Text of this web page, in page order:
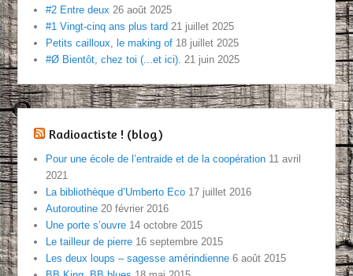
#2 Entre deux 26 août 2025
#1 Vingt-cinq ans plus tard 21 juillet 2025
Petits cailloux, le making of 18 juillet 2025
#Ø Bientôt, chez toi (...et ici). 21 juin 2025
Radioactiste ! (blog)
Pour une école de l’entraide et de la coopération 11 avril
2021
La bibliothèque d’Umberto Eco 17 juillet 2016
Autoroutine 20 février 2016
Une porte s’ouvre 14 octobre 2015
Le tailleur de pierre 16 septembre 2015
Les deux loups – sagesse amérindienne 6 août 2015